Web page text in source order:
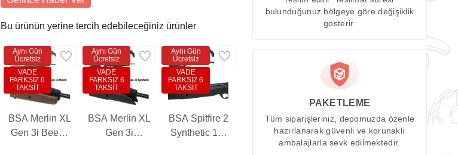
Bu ürünün yerine tercih edebileceğiniz ürünler
BSA Merlin XL
Gen 3i Beech
Aynı Gün
Ücretsiz
VADE
FARKSIZ 6
TAKSİT
BSA Merlin XL
Gen 3i
Aynı Gün
Ücretsiz
VADE
FARKSIZ 6
TAKSİT
BSA Spitfire 2
Synthetic 10-
Aynı Gün
Ücretsiz
VADE
FARKSIZ 6
TAKSİT
bulunduğunuz bölgeye göre değişiklik
gösterir.
PAKETLEME
Tüm siparişleriniz, depomuzda özenle
hazırlanarak güvenli ve korunaklı
ambalajlarla sevk edilmektedir.